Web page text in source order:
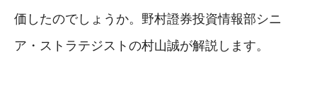
価したのでしょうか。野村證券投資情報部シニ
ア・ストラテジストの村山誠が解説します。